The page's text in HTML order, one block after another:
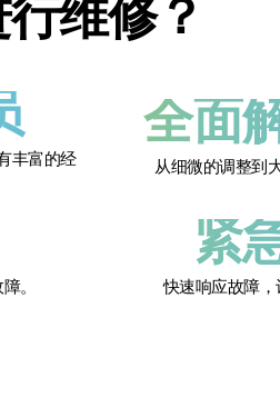
维修？
丰富的经
全面
从细微的调整到
。
紧
快速响应故障，